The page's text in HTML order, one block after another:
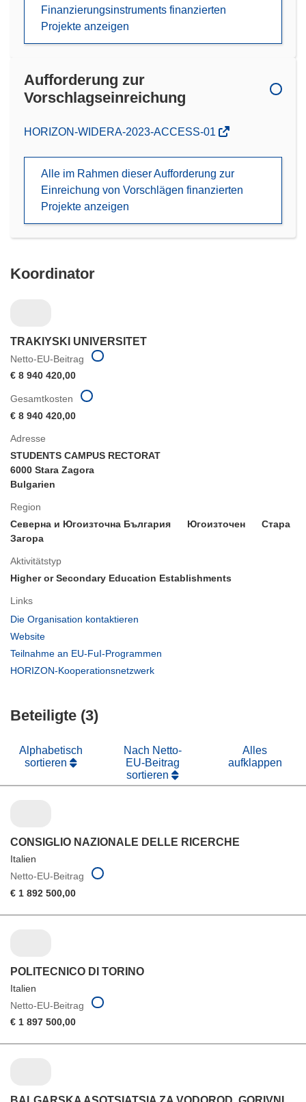
Finanzierungsinstruments finanzierten
Projekte anzeigen
Aufforderung zur
Vorschlagseinreichung
(öffnet
Fenster)
HORIZON-WIDERA-2023-ACCESS-01
Alle im Rahmen dieser Aufforderung zur
Einreichung von Vorschlägen finanzierten
Projekte anzeigen
Koordinator
TRAKIYSKI UNIVERSITET
Netto-EU-Beitrag
€ 8 940 420,00
Adresse
STUDENTS CAMPUS RECTORAT
6000 Stara Zagora
Bulgarien
Region
Северна и Югоизточна България
Югоизточен
Стара
Загора
Aktivitätstyp
Higher or Secondary Education Establishments
Links
Die Organisation kontaktieren
Website
in
Fenster)
Teilnahme an EU-FuI-Programmen
HORIZON-Kooperationsnetzwerk
Gesamtkosten
€ 8 940 420,00
Beteiligte (3)
Alphabetisch
sortieren
Nach Netto-
EU-Beitrag
sortieren
Alles
aufklappen
CONSIGLIO NAZIONALE DELLE RICERCHE
Italien
Netto-EU-Beitrag
€ 1 892 500,00
POLITECNICO DI TORINO
Italien
Netto-EU-Beitrag
€ 1 897 500,00